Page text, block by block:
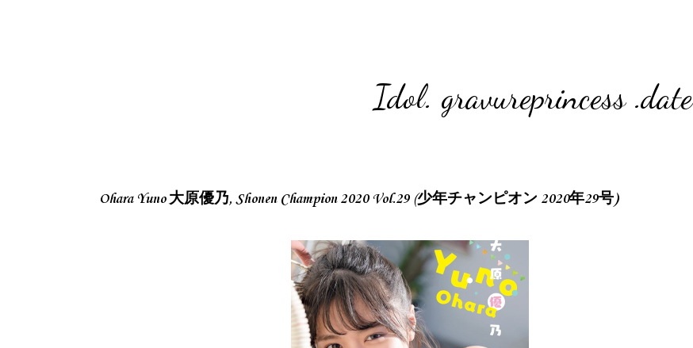
Idol. gravureprincess .date
Ohara Yuno 大原優乃, Shonen Champion 2020 Vol.29 (少年チャンピオン 2020年29号)